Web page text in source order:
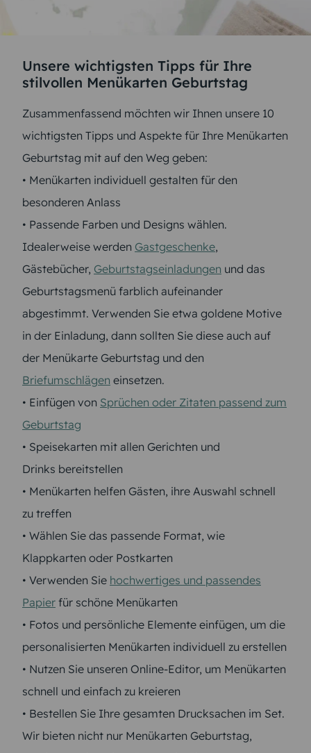
Unsere wichtigsten Tipps für Ihre
stilvollen Menükarten Geburtstag
Zusammenfassend möchten wir Ihnen unsere 10
wichtigsten Tipps und Aspekte für Ihre Menükarten
Geburtstag mit auf den Weg geben:
• Menükarten individuell gestalten für den
besonderen Anlass
• Passende Farben und Designs wählen.
Idealerweise werden Gastgeschenke,
Gästebücher, Geburtstagseinladungen und das
Geburtstagsmenü farblich aufeinander
abgestimmt. Verwenden Sie etwa goldene Motive
in der Einladung, dann sollten Sie diese auch auf
der Menükarte Geburtstag und den
Briefumschlägen einsetzen.
• Einfügen von Sprüchen oder Zitaten passend zum
Geburtstag
• Speisekarten mit allen Gerichten und
Drinks bereitstellen
• Menükarten helfen Gästen, ihre Auswahl schnell
zu treffen
• Wählen Sie das passende Format, wie
Klappkarten oder Postkarten
• Verwenden Sie hochwertiges und passendes
Papier für schöne Menükarten
• Fotos und persönliche Elemente einfügen, um die
personalisierten Menükarten individuell zu erstellen
• Nutzen Sie unseren Online-Editor, um Menükarten
schnell und einfach zu kreieren
• Bestellen Sie Ihre gesamten Drucksachen im Set.
Wir bieten nicht nur Menükarten Geburtstag,